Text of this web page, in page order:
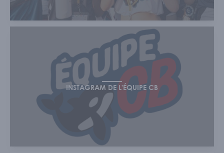
INSTAGRAM DE L'ÉQUIPE CB